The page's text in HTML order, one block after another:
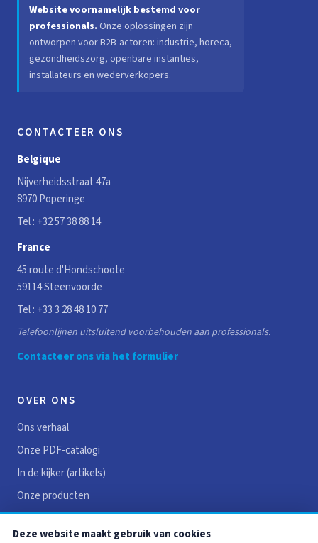
Website voornamelijk bestemd voor
professionals. Onze oplossingen zijn
ontworpen voor B2B-actoren: industrie, horeca,
gezondheidszorg, openbare instanties,
installateurs en wederverkopers.
CONTACTEER ONS
Belgique
Nijverheidsstraat 47a
8970 Poperinge
Tel : +32 57 38 88 14
France
45 route d'Hondschoote
59114 Steenvoorde
Tel : +33 3 28 48 10 77
Telefoonlijnen uitsluitend voorbehouden aan professionals.
Contacteer ons via het formulier
OVER ONS
Ons verhaal
Onze PDF-catalogi
In de kijker (artikels)
Onze producten
Reviews
Deze website maakt gebruik van cookies